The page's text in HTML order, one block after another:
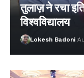
तुलाज़ ने रचा
विश्वविद्यालय
Lokesh Badoni